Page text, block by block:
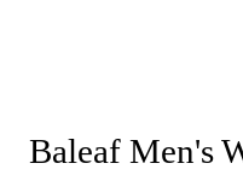
Baleaf Men's